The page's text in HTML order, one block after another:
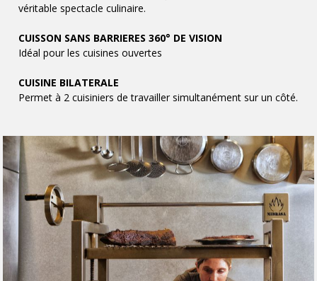
véritable spectacle culinaire.
CUISSON SANS BARRIERES 360° DE VISION
Idéal pour les cuisines ouvertes
CUISINE BILATERALE
Permet à 2 cuisiniers de travailler simultanément sur un côté.